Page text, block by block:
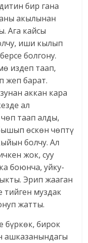
бир гана
акылынан
Ага кайсы
иши кылып
болгону.
издеп таап,
жеп барат.
аккан кара
ал
таап алды,
өскөн чөптү
болчу. Ал
жок, суу
боюнча, уйку-
Эрип жааган
тийген муздак
жатты.
бүркөк, бирок
ашказанындагы